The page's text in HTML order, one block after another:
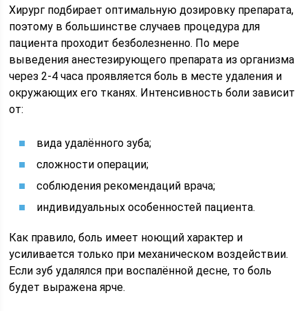
Хирург подбирает оптимальную дозировку препарата,
поэтому в большинстве случаев процедура для
пациента проходит безболезненно. По мере
выведения анестезирующего препарата из организма
через 2-4 часа проявляется боль в месте удаления и
окружающих его тканях. Интенсивность боли зависит
от:
вида удалённого зуба;
сложности операции;
соблюдения рекомендаций врача;
индивидуальных особенностей пациента.
Как правило, боль имеет ноющий характер и
усиливается только при механическом воздействии.
Если зуб удалялся при воспалённой десне, то боль
будет выражена ярче.